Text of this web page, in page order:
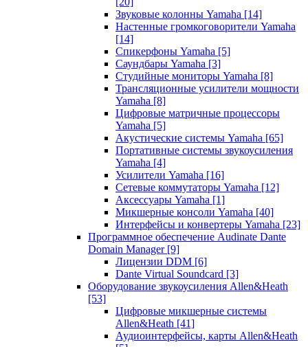
Звуковые колонны Yamaha [14]
Настенные громкоговорители Yamaha
[14]
Спикерфоны Yamaha [5]
Саундбары Yamaha [3]
Студийные мониторы Yamaha [8]
Трансляционные усилители мощности
Yamaha [8]
Цифровые матричные процессоры
Yamaha [5]
Акустические системы Yamaha [65]
Портативные системы звукоусиления
Yamaha [4]
Усилители Yamaha [16]
Сетевые коммутаторы Yamaha [12]
Аксессуары Yamaha [1]
Микшерные консоли Yamaha [40]
Интерфейсы и конвертеры Yamaha [23]
Программное обеспечение Audinate Dante
Domain Manager [9]
Лицензии DDM [6]
Dante Virtual Soundcard [3]
Оборудование звукоусиления Allen&Heath
[53]
Цифровые микшерные системы
Allen&Heath [41]
Аудиоинтерфейсы, карты Allen&Heath